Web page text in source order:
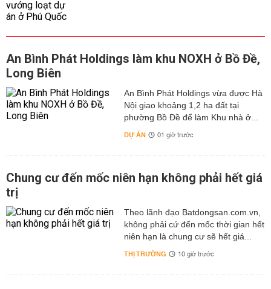
An Bình Phát Holdings làm khu NOXH ở Bồ Đề,
Long Biên
An Bình Phát Holdings vừa được Hà
Nội giao khoảng 1,2 ha đất tại
phường Bồ Đề để làm Khu nhà ở...
DỰ ÁN 01 giờ trước
Chung cư đến mốc niên hạn không phải hết giá
trị
Theo lãnh đạo Batdongsan.com.vn,
không phải cứ đến mốc thời gian hết
niên hạn là chung cư sẽ hết giá...
THỊ TRƯỜNG 10 giờ trước